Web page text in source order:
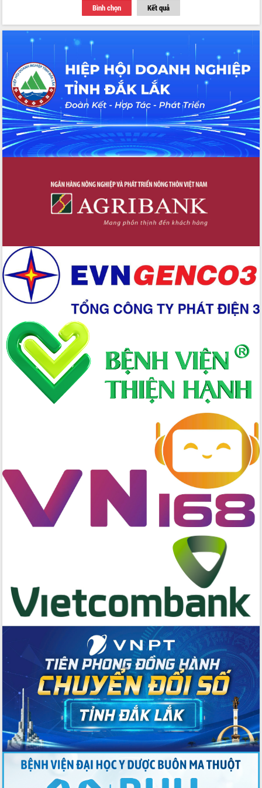
Hồ Thị Nguyên Thảo làm việc tại Trung
tâm Phục vụ hành chính công xã Ea
Phê
Xây dựng nền hành chính số đồng
hành cùng nông dân dân, doanh nghiệp
Giai đoạn 2026-2030, Đắk Lắk phấn
đấu có 77% xã đạt chuẩn nông thôn
mới
Chuyển đổi số 'mở đường' cho nông
nghiệp Đắk Lắk tăng trưởng bứt phá
Triển khai đồng bộ đo đạc, lập hồ sơ
địa chính, hoàn thiện cơ sở dữ liệu đất
đai
trong hành trình chuyển đổi số tại Đắk
Đắk Lắk nâng cao hiệu quả công tác
Đảng từ Sổ tay đảng viên điện tử
nghệ, hướng tới phát triển thủy sản
bền vững
Tập huấn nâng cao năng lực triển khai
chuyển đổi số cho cán bộ, công chức
cấp xã
Đắk Lắk phát động hưởng ứng Ngày
Quyền của người tiêu dùng Việt Nam
2026
Đẩy mạnh cải cách hành chính, quyết
tâm đạt được mục tiêu tăng trưởng
hai con số trong năm 2026
Tổ chức trang trọng Lễ hội Đền thờ
Lương Văn Chánh năm 2026
số y tế tại Đắk Lắk
Chuyển đổi số thư viện: Mở rộng
không gian tri thức trong thời đại số
Đánh giá, rút kinh nghiệm công tác tổ
chức diễn tập trước ngày bầu cử
phiếu
Đắk Lắk sẵn sàng các điều kiện cho
Ngày hội bầu cử đại biểu Quốc hội
khóa XVI và HĐND các cấp nhiệm kỳ
Đảm bảo cuộc bầu cử đại biểu Quốc
hội và đại biểu HĐND các cấp diễn ra
an toàn, hiệu quả, đúng quy định
Thủ tướng Chính phủ Phạm Minh Chính
kiểm tra, chỉ đạo hoàn thành các dự
án cao tốc và thăm khu tái định cư tại
Đắk Lắk
Sôi nổi Hội đua ngựa truyền thống Gò
Thì Thùng mừng Xuân Bính Ngọ 2026
Lãnh đạo tỉnh dâng hương tưởng niệm
tại Đập Đồng Cam đầu Xuân Bính Ngọ
Bình chọn Kết quả